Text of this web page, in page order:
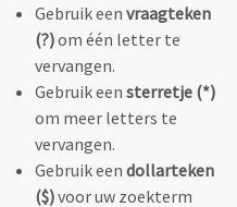
Gebruik een vraagteken
(?)om één letter te
vervangen.
Gebruik een sterretje (*)
om meer letters te
vervangen.
Gebruik een dollarteken
($)voor uw zoekterm